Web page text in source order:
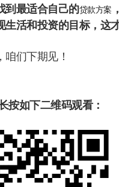
到最适合自己的贷款方案
生活和投资的目标，这
咱们下期见！
按如下二维码观看：